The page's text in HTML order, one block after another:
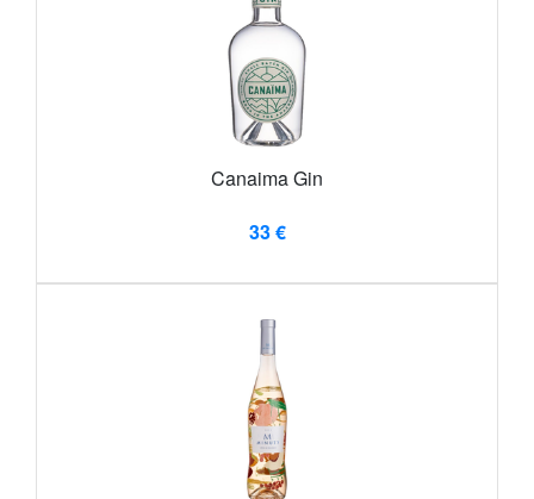
Canaima Gin
33 €